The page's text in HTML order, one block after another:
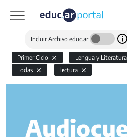
Incluir Archivo educ.ar
Primer Ciclo Lengua y Literatura
Todas
lectura